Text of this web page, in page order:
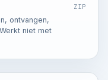
ontvangen,
niet met
ZIP